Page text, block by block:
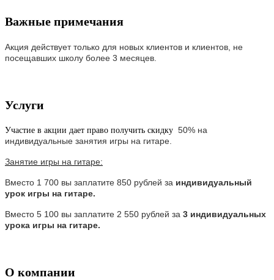
Важные примечания
Акция действует только для новых клиентов и клиентов, не
посещавших школу более 3 месяцев.
Услуги
Участие в акции дает право получить скидку 50% на
индивидуальные занятия игры на гитаре.
Занятие игры на гитаре:
Вместо 1 700 вы заплатите 850 рублей за индивидуальный
урок игры на гитаре.
Вместо 5 100 вы заплатите 2 550 рублей за 3 индивидуальных
урока игры на гитаре.
О компании